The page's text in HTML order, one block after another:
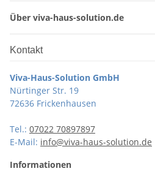
Über viva-haus-solution.de
Kontakt
Viva-Haus-Solution GmbH
Nürtinger Str. 19
72636 Frickenhausen
Tel.: 07022 70897897
E-Mail: info@viva-haus-solution.de
Informationen